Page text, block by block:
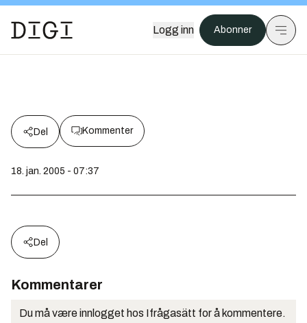
Logg inn Abonner
Del Kommenter
18. jan. 2005 - 07:37
Del
Kommentarer
Du må være innlogget hos Ifrågasätt for å kommentere.